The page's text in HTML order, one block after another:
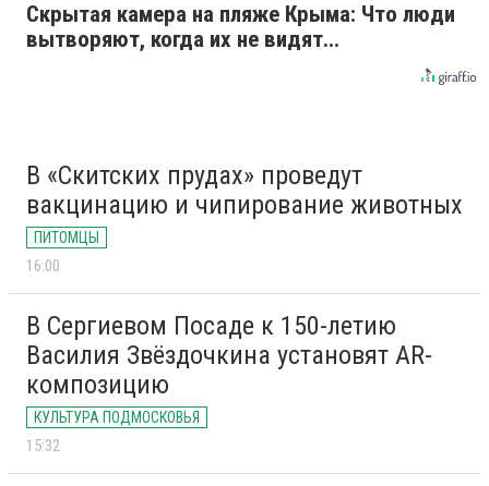
Скрытая камера на пляже Крыма: Что люди
вытворяют, когда их не видят...
В «Скитских прудах» проведут
вакцинацию и чипирование животных
ПИТОМЦЫ
16:00
В Сергиевом Посаде к 150-летию
Василия Звёздочкина установят AR-
композицию
КУЛЬТУРА ПОДМОСКОВЬЯ
15:32